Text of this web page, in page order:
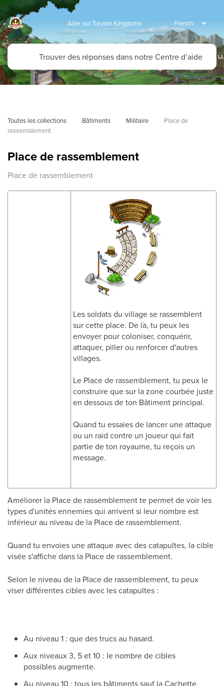
Aller sur Travian Kingdoms
Toutes les collections Bâtiments Militaire
Place de
rassemblement
Place de rassemblement
Place de rassemblement
Les soldats du village se rassemblent
sur cette place. De là, tu peux les
envoyer pour coloniser, conquérir,
attaquer, piller ou renforcer d'autres
villages.
Le Place de rassemblement, tu peux le
construire que sur la zone courbée juste
en dessous de ton Bâtiment principal.
Quand tu essaies de lancer une attaque
ou un raid contre un joueur qui fait
partie de ton royaume, tu reçois un
message.
Améliorer la Place de rassemblement te permet de voir les
types d'unités ennemies qui arrivent si leur nombre est
inférieur au niveau de la Place de rassemblement.
Quand tu envoies une attaque avec des catapultes, la cible
visée s'affiche dans la Place de rassemblement.
Selon le niveau de la Place de rassemblement, tu peux
viser différentes cibles avec les catapultes :
Au niveau 1 : que des trucs au hasard.
Aux niveaux 3, 5 et 10 : le nombre de cibles
possibles augmente.
Au niveau 10 : tous les bâtiments sauf la Cachette,